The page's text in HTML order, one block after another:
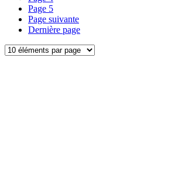
Page 5
Page suivante
Dernière page